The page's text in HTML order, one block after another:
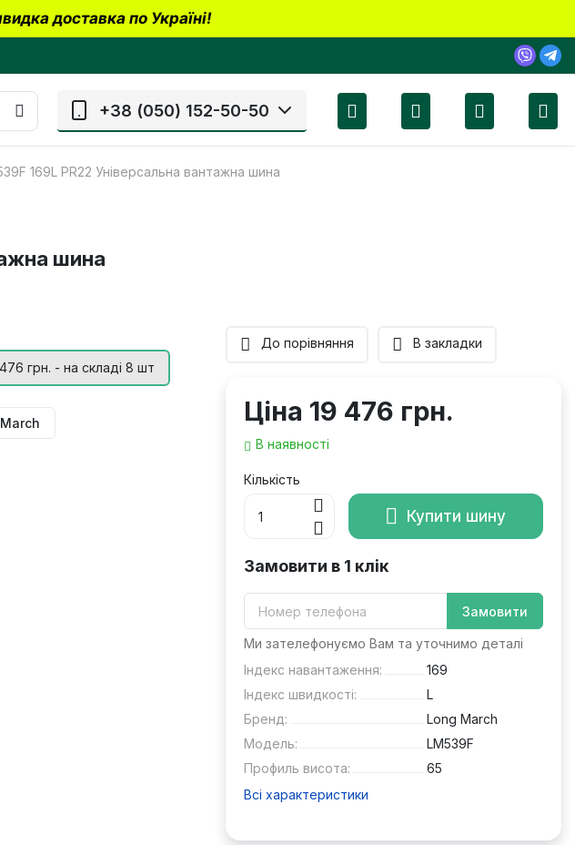
доставка по Україні!
+38 (050) 152-50-50
169L PR22 Універсальна вантажна шина
шина
грн. - на складі 8 шт
До порівняння В закладки
Ціна 19 476 грн.
В наявності
Кількість
Купити шину
Замовити в 1 клік
Замовити
Ми зателефонуємо Вам та уточнимо деталі
Індекс навантаження:
169
Індекс швидкості:
L
Бренд:
Long March
Модель:
LM539F
Профиль висота:
65
Всі характеристики